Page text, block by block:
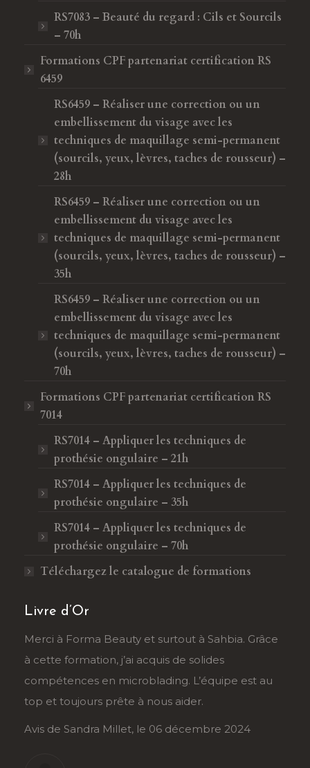
RS7083 – Beauté du regard : Cils et Sourcils
– 70h
Formations CPFpartenariat certification RS
6459
RS6459 – Réaliser une correction ou un
embellissement du visage avec les
techniques de maquillage semi-permanent
(sourcils, yeux, lèvres, taches de rousseur) –
28h
RS6459 – Réaliser une correction ou un
embellissement du visage avec les
techniques de maquillage semi-permanent
(sourcils, yeux, lèvres, taches de rousseur) –
35h
RS6459 – Réaliser une correction ou un
embellissement du visage avec les
techniques de maquillage semi-permanent
(sourcils, yeux, lèvres, taches de rousseur) –
70h
Formations CPFpartenariat certification RS
7014
RS7014 – Appliquer les techniques de
prothésie ongulaire – 21h
RS7014 – Appliquer les techniques de
prothésie ongulaire – 35h
RS7014 – Appliquer les techniques de
prothésie ongulaire – 70h
Téléchargez le catalogue de formations
Livre d’Or
Un grand merci à Sarah et Forma Beauty. La
formation ongles est très bien conçue, et
l’accompagnement est personnalisé. Je suis ravie
de cette expérience !
Avis de Stéphanie Roy, le 5 décembre 2024